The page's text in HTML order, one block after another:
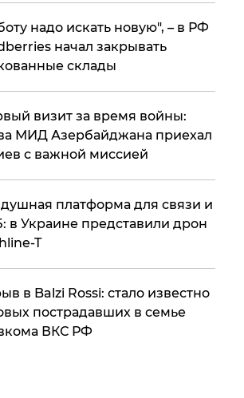
надо искать новую", – в РФ
начал закрывать
склады
визит за время войны:
МИД Азербайджана приехал
с важной миссией
платформа для связи и
в Украине представили дрон
T
в Balzi Rossi: стало известно
пострадавших в семье
ВКС РФ